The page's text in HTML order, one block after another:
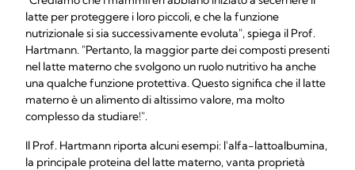
latte per proteggere i loro piccoli, e che la funzione
nutrizionale si sia successivamente evoluta", spiega il Prof.
Hartmann. "Pertanto, la maggior parte dei composti presenti
nel latte materno che svolgono un ruolo nutritivo ha anche
una qualche funzione protettiva. Questo significa che il latte
materno è un alimento di altissimo valore, ma molto
complesso da studiare!".
Il Prof. Hartmann riporta alcuni esempi: l'alfa-lattoalbumina,
la principale proteina del latte materno, vanta proprietà